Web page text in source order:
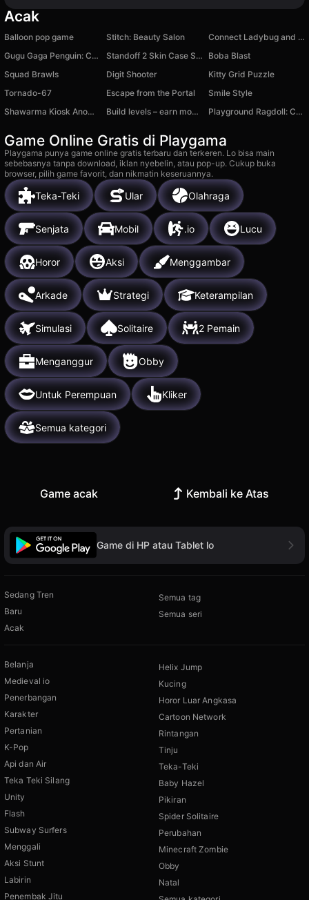
Acak
Balloon pop game Stitch: Beauty Salon
Connect Ladybug and Cat Noir!
Gugu Gaga Penguin: Chat Messages
Standoff 2 Skin Case Simulator 3D
Boba Blast
Squad Brawls
Digit Shooter
Kitty Grid Puzzle
Tornado-67
Escape from the Portal
Smile Style
Shawarma Kiosk Anomaly Game
Build levels – earn money! Playground Ragdoll: Create a Monster
Game Online Gratis di Playgama
Playgama punya game online gratis terbaru dan terkeren. Lo bisa main
sebebasnya tanpa download, iklan nyebelin, atau pop-up. Cukup buka
browser, pilih game favorit, dan nikmatin keseruannya.
Teka-Teki Ular Olahraga
Senjata Mobil .io Lucu
Horor Aksi Menggambar
Arkade Strategi Keterampilan
Simulasi Solitaire 2 Pemain
Menganggur Obby
Untuk Perempuan Kliker
Semua kategori
Game acak Kembali ke Atas
Game di HP atau Tablet lo
Sedang Tren
Baru
Acak
Semua tag
Semua seri
Belanja
Medieval io
Penerbangan
Karakter
Pertanian
K-Pop
Api dan Air
Teka Teki Silang
Unity
Flash
Subway Surfers
Menggali
Aksi Stunt
Labirin
Penembak Jitu
Helix Jump
Kucing
Horor Luar Angkasa
Cartoon Network
Rintangan
Tinju
Teka-Teki
Baby Hazel
Pikiran
Spider Solitaire
Perubahan
Minecraft Zombie
Obby
Natal